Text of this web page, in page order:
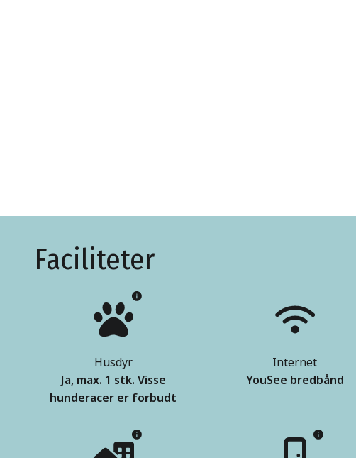
Faciliteter
Husdyr
Ja, max. 1 stk. Visse
hunderacer er forbudt
Internet
YouSee bredbånd